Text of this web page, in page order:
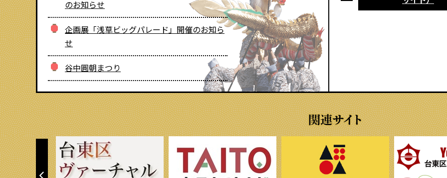
のお知らせ
企画展「浅草ビッグパレード」開催のお知ら
せ
谷中圓朝まつり